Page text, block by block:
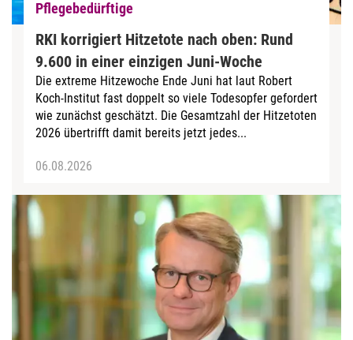
Pflegebedürftige
RKI korrigiert Hitzetote nach oben: Rund
9.600 in einer einzigen Juni-Woche
Die extreme Hitzewoche Ende Juni hat laut Robert
Koch-Institut fast doppelt so viele Todesopfer gefordert
wie zunächst geschätzt. Die Gesamtzahl der Hitzetoten
2026 übertrifft damit bereits jetzt jedes...
06.08.2026